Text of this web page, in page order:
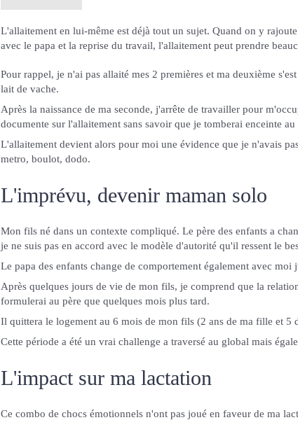
L'allaitement en lui-même est déjà tout un sujet. Quand on y rajoute
avec le papa et la reprise du travail, l'allaitement peut prendre
Pour rappel, je n'ai pas allaité mes 2 premières et ma deuxième
lait de vache.
Après la naissance de ma seconde, j'arrête de travailler pour
documente sur l'allaitement sans savoir que je tomberai enceinte
L'allaitement devient alors pour moi une évidence que je n'avais
metro, boulot, dodo.
L'imprévu, devenir maman solo
Mon fils né dans un contexte compliqué. Le père des enfants a
je ne suis pas en accord avec le modèle d'autorité qu'il ressent le
Le papa des enfants change de comportement également avec moi
Après quelques jours de vie de mon fils, je comprend que la
formulerai au père que quelques mois plus tard.
Il quittera le logement au 6 mois de mon fils (2 ans de ma fille et 5
Cette période a été un vrai challenge a traversé au global mais
L'impact sur ma lactation
Ce combo de chocs émotionnels n'ont pas joué en faveur de ma